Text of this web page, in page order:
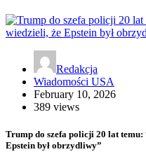
Redakcja
Wiadomości USA
February 10, 2026
389 views
Trump do szefa policji 20 lat
Epstein był obrzydliwy”